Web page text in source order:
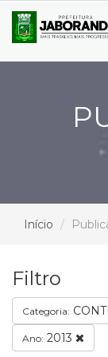
Início
Filtro
Categoria:
Ano: 2013